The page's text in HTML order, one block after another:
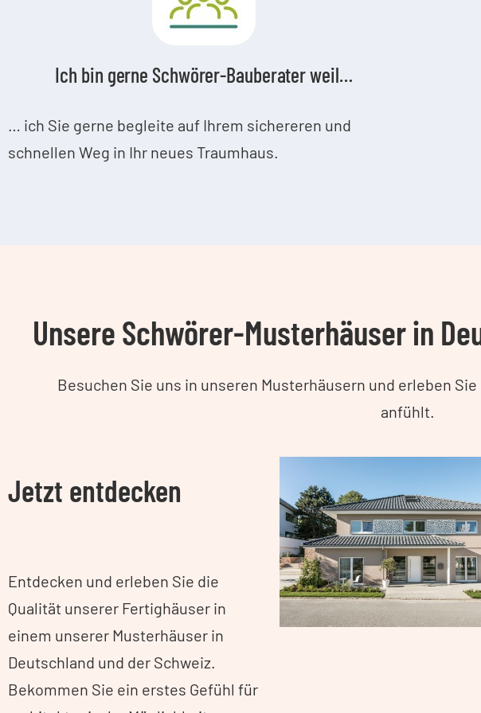
Ich bin gerne Schwörer-Bauberater weil…
… ich Sie gerne begleite auf Ihrem sichereren und
schnellen Weg in Ihr neues Traumhaus.
Unsere Schwörer-Musterhäuser in
Besuchen Sie uns in unseren Musterhäusern und erleben
anfühlt.
Jetzt entdecken
Entdecken und erleben Sie die
Qualität unserer Fertighäuser in
einem unserer Musterhäuser in
Deutschland und der Schweiz.
Bekommen Sie ein erstes Gefühl für